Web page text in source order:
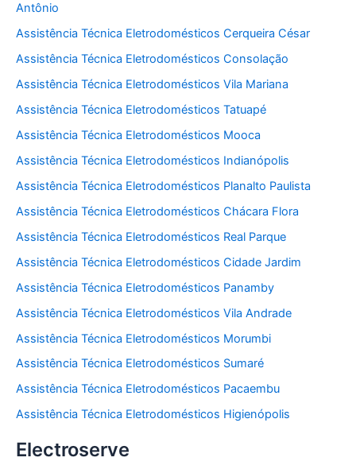
Antônio
Assistência Técnica Eletrodomésticos Cerqueira César
Assistência Técnica Eletrodomésticos Consolação
Assistência Técnica Eletrodomésticos Vila Mariana
Assistência Técnica Eletrodomésticos Tatuapé
Assistência Técnica Eletrodomésticos Mooca
Assistência Técnica Eletrodomésticos Indianópolis
Assistência Técnica Eletrodomésticos Planalto Paulista
Assistência Técnica Eletrodomésticos Chácara Flora
Assistência Técnica Eletrodomésticos Real Parque
Assistência Técnica Eletrodomésticos Cidade Jardim
Assistência Técnica Eletrodomésticos Panamby
Assistência Técnica Eletrodomésticos Vila Andrade
Assistência Técnica Eletrodomésticos Morumbi
Assistência Técnica Eletrodomésticos Sumaré
Assistência Técnica Eletrodomésticos Pacaembu
Assistência Técnica Eletrodomésticos Higienópolis
Electroserve